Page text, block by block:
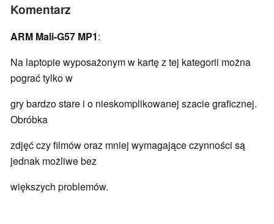
Komentarz
ARM Mali-G57 MP1:
Na laptopie wyposażonym w kartę z tej kategorii można
pograć tylko w
gry bardzo stare i o nieskomplikowanej szacie graficznej.
Obróbka
zdjęć czy filmów oraz mniej wymagające czynności są
jednak możliwe bez
większych problemów.